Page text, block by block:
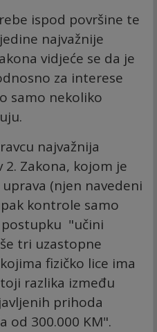
ispod površine te
najvažnije
vidjeće se da je
za interese
samo nekoliko
najvažnija
2. Zakona, kojom je
(njen navedeni
kontrole samo
"učini
tri uzastopne
fizičko lice ima
razlika između
prihoda
od 300.000 KM".